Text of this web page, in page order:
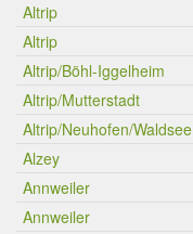
Altrip
Altrip
Altrip/Böhl-Iggelheim
Altrip/Mutterstadt
Altrip/Neuhofen/Waldsee
Alzey
Annweiler
Annweiler